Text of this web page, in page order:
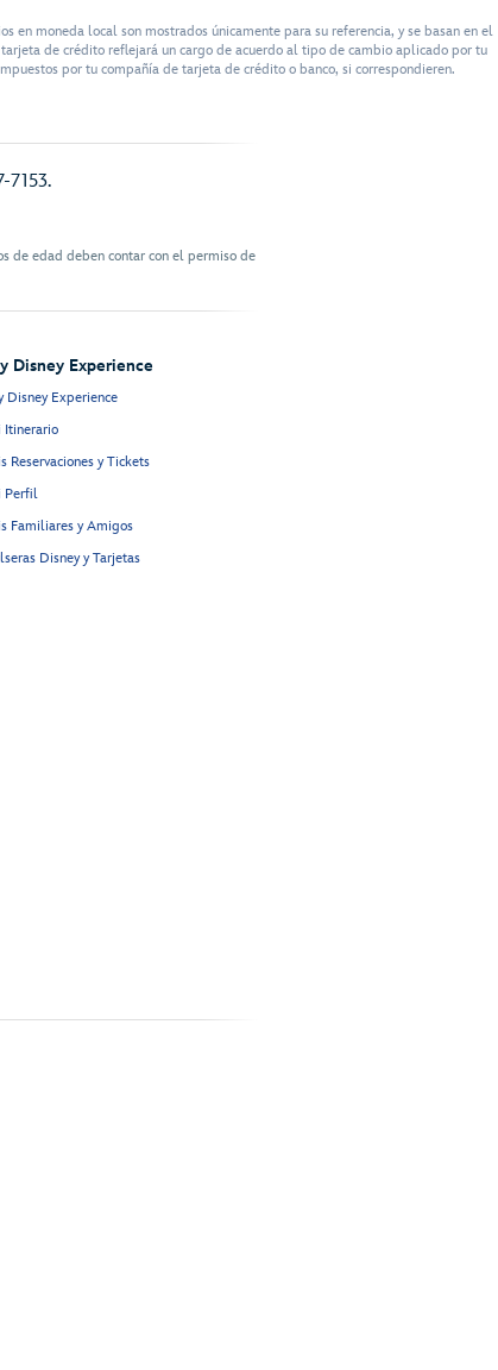
en moneda local son mostrados únicamente para su referencia, y se basan en el
de crédito reflejará un cargo de acuerdo al tipo de cambio aplicado por tu
por tu compañía de tarjeta de crédito o banco, si correspondieren.
7153.
de edad deben contar con el permiso de
Disney Experience
Disney Experience
Itinerario
Reservaciones y Tickets
Perfil
Familiares y Amigos
Disney y Tarjetas